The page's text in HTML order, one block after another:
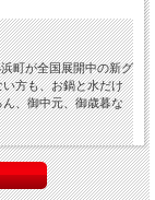
町が全国展開中の新グ
方も、お鍋と水だけ
、御中元、御歳暮な